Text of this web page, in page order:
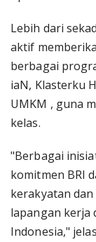
Lebih dari
aktif
berbagai
iaN, Klasterku
UMKM , guna
kelas.
"Berbagai
komitmen BRI
kerakyatan
lapangan kerja
Indonesia,"